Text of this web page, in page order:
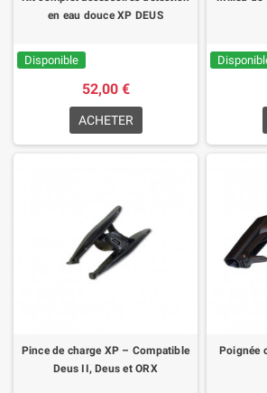
en eau douce XP DEUS
Disponible
52,00 €
ACHETER
Pince de charge XP – Compatible
Deus II, Deus et ORX
Poignée